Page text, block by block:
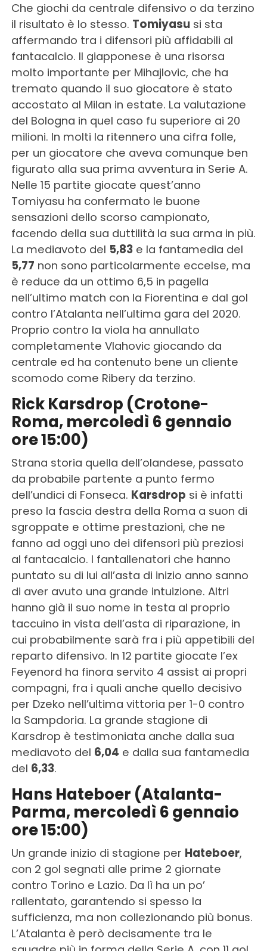
Che giochi da centrale difensivo o da terzino
il risultato è lo stesso. Tomiyasusi sta
affermando tra i difensori più affidabili al
fantacalcio. Il giapponese è una risorsa
molto importante per Mihajlovic, che ha
tremato quando il suo giocatore è stato
accostato al Milan in estate. La valutazione
del Bologna in quel caso fu superiore ai 20
milioni. In molti la ritennero una cifra folle,
per un giocatore che aveva comunque ben
figurato alla sua prima avventura in Serie A.
Nelle 15 partite giocate quest’anno
Tomiyasu ha confermato le buone
sensazioni dello scorso campionato,
facendo della sua duttilità la sua arma in più.
La mediavoto del 5,83e la fantamedia del
5,77 non sono particolarmente eccelse, ma
è reduce da un ottimo 6,5 in pagella
nell’ultimo match con la Fiorentina e dal gol
contro l’Atalanta nell’ultima gara del 2020.
Proprio contro la viola ha annullato
completamente Vlahovic giocando da
centrale ed ha contenuto bene un cliente
scomodo come Ribery da terzino.
Rick Karsdrop (Crotone-
Roma, mercoledì 6 gennaio
ore 15:00)
Strana storia quella dell’olandese, passato
da probabile partente a punto fermo
dell’undici di Fonseca. Karsdrop si è infatti
preso la fascia destra della Roma a suon di
sgroppate e ottime prestazioni, che ne
fanno ad oggi uno dei difensori più preziosi
al fantacalcio. I fantallenatori che hanno
puntato su di lui all’asta di inizio anno sanno
di aver avuto una grande intuizione. Altri
hanno già il suo nome in testa al proprio
taccuino in vista dell’asta di riparazione, in
cui probabilmente sarà fra i più appetibili del
reparto difensivo. In 12 partite giocate l’ex
Feyenord ha finora servito 4 assist ai propri
compagni, fra i quali anche quello decisivo
per Dzeko nell’ultima vittoria per 1-0 contro
la Sampdoria. La grande stagione di
Karsdrop è testimoniata anche dalla sua
mediavoto del 6,04 e dalla sua fantamedia
del 6,33.
Hans Hateboer (Atalanta-
Parma, mercoledì 6 gennaio
ore 15:00)
Un grande inizio di stagione per Hateboer,
con 2 gol segnati alle prime 2 giornate
contro Torino e Lazio. Da lì ha un po’
rallentato, garantendo si spesso la
sufficienza, ma non collezionando più bonus.
L’Atalanta è però decisamente tra le